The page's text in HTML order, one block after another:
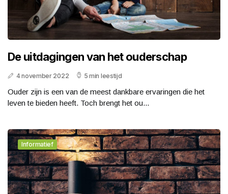
De uitdagingen van het ouderschap
4 november 2022 5 min leestijd
Ouder zijn is een van de meest dankbare ervaringen die het
leven te bieden heeft. Toch brengt het ou...
Informatief